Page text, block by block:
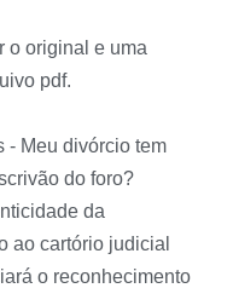
o original e uma
pdf.
- Meu divórcio tem
do foro?
da
ao cartório judicial
o reconhecimento